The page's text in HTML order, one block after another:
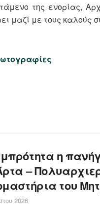
της ενορίας,
μαζί με τους καλούς
η
–
του
2026